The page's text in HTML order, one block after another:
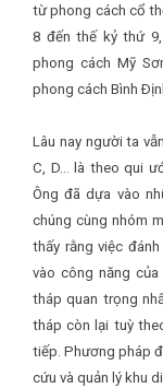
từ phong cách cổ
8 đến thế kỷ thứ
phong cách Mỹ
phong cách Bình
Lâu nay người ta
C, D… là theo qui
Ông đã dựa vào
chúng cùng nhóm
thấy rằng việc
vào công năng
tháp quan trọng
tháp còn lại tuỳ
tiếp. Phương pháp
cứu và quản lý khu